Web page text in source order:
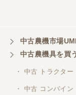
迅速丁寧
きました
す。 稲刈
うでした
中古農機市場
中古農機具を買う
・ 中古 トラクター
・ 中古 コンバイン